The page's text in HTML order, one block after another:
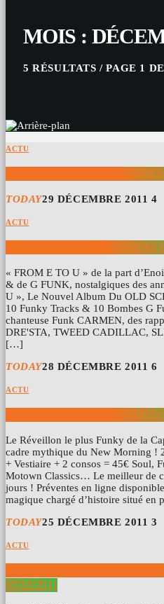
MOIS :
5 RÉSULTATS / PAGE 1 DE
ACTU
CON FUNK SHUN À
TODAY29 DÉCEMBRE 2011 4
ACTU
ENOIS SCROGGINS « FROM
« FROM E TO U » de la part
& de G FUNK, nostalgiques des
U », Le Nouvel Album Du OLD
10 Funky Tracks & 10 Bombes G
chanteuse Funk CARMEN, des
DRE'STA, TWEED CADILLAC,
[…]
TODAY28 DÉCEMBRE 2011 6
ACTU
INFUNKWETRUST
Le Réveillon le plus Funky de la
cadre mythique du New Morning !
+ Vestiaire + 2 consos = 45€ Soul,
Motown Classics… Le meilleur de
jours ! Préventes en ligne
magique chargé d’histoire situé
TODAY25 DÉCEMBRE 2011 3
ACTU
SOUL PEOPLE PARTY AU
17/12/2011